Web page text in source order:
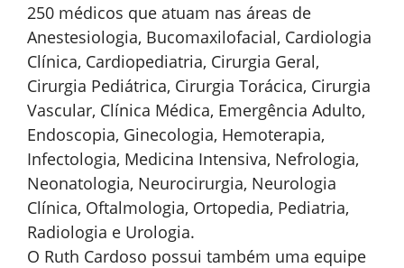
250 médicos que atuam nas áreas de
Anestesiologia, Bucomaxilofacial, Cardiologia
Clínica, Cardiopediatria, Cirurgia Geral,
Cirurgia Pediátrica, Cirurgia Torácica, Cirurgia
Vascular, Clínica Médica, Emergência Adulto,
Endoscopia, Ginecologia, Hemoterapia,
Infectologia, Medicina Intensiva, Nefrologia,
Neonatologia, Neurocirurgia, Neurologia
Clínica, Oftalmologia, Ortopedia, Pediatria,
Radiologia e Urologia.
O Ruth Cardoso possui também uma equipe